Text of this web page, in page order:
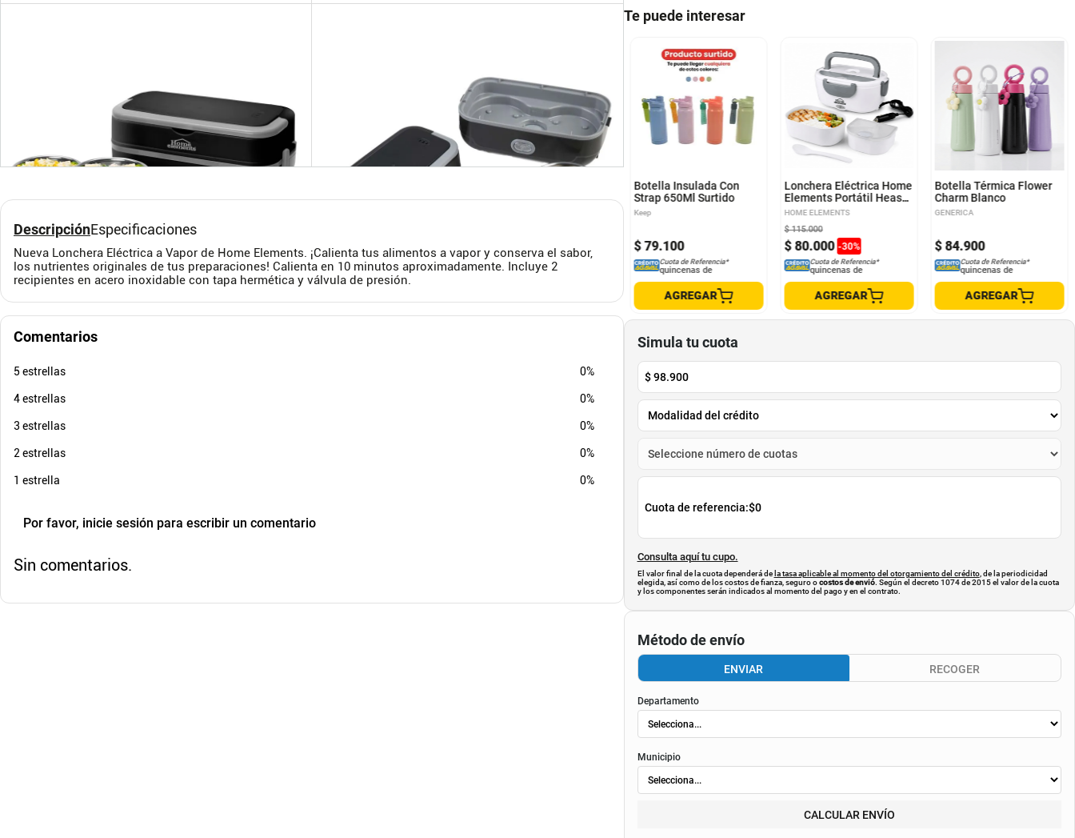
DescripciónEspecificaciones
Nueva Lonchera Eléctrica a Vapor de Home Elements. ¡Calienta tus alimentos a vapor y conserva el sabor,
los nutrientes originales de tus preparaciones! Calienta en 10 minutos aproximadamente. Incluye 2
recipientes en acero inoxidable con tapa hermética y válvula de presión.
Comentarios
5 estrellas 0%
4 estrellas 0%
3 estrellas 0%
2 estrellas 0%
1 estrella 0%
Por favor, inicie sesión para escribir un comentario
Sin comentarios.
Te puede interesar
Premium Negro
FLY
82 900
Cuota de Referencia*
quincenas de
$ 260 100
Cuota de Referencia*
quincenas de
887Ml Plateado
Stanley
Cuota de Referencia*
quincenas de
Botella Insulada Con
Strap 650Ml Surtido
Keep
$ 79.100
Cuota de Referencia*
quincenas de
AGREGAR
Lonchera Eléctrica Home
Elements Portátil Heas
L300 G
HOME ELEMENTS
$ 80.000 -30%
$ 115.000
Cuota de Referencia*
quincenas de
AGREGAR
Botella Térmica Flower
Charm Blanco
GENERICA
$ 84.900
Cuota de Referencia*
quincenas de
AGREGAR
Simula tu cuota
$98.900
Cuota de referencia:$0
Consulta aquí tu cupo.
El valor final de la cuota dependerá de la tasa aplicable al momento del otorgamiento del crédito, de la periodicidad
elegida, así como de los costos de fianza, seguro ocostos de envió. Según el decreto 1074 de 2015 el valor de la cuota
y los componentes serán indicados al momento del pago y en el contrato.
Método de envío
ENVIAR RECOGER
Departamento
Municipio
CALCULAR ENVÍO